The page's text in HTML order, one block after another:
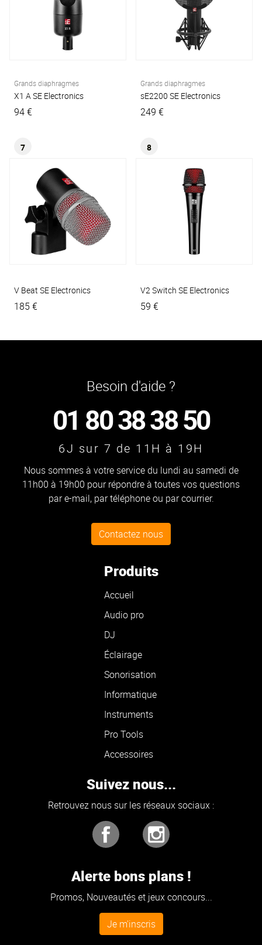
Grands diaphragmes
X1 ASE Electronics
94 €
Grands diaphragmes
sE2200 SE Electronics
249 €
7
V Beat SE Electronics
185 €
8
V2 Switch SE Electronics
59 €
Besoin d'aide ?
01 80 38 38 50
6J sur 7 de 11H à 19H
Nous sommes à votre service du lundi au samedi de
11h00 à 19h00 pour répondre à toutes vos questions
par e-mail, par téléphone ou par courrier.
Contactez nous
Produits
Accueil
Audio pro
DJ
Éclairage
Sonorisation
Informatique
Instruments
Pro Tools
Accessoires
Suivez nous...
Retrouvez nous sur les réseaux sociaux :
Alerte bons plans !
Promos, Nouveautés et jeux concours...
Je m'inscris